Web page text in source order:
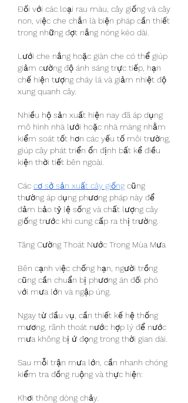
Đối với các loại rau màu, cây giống và cây
non, việc che chắn là biện pháp cần thiết
trong những đợt nắng nóng kéo dài.
Lưới che nắng hoặc giàn che có thể giúp
giảm cường độ ánh sáng trực tiếp, hạn
chế hiện tượng cháy lá và giảm nhiệt độ
xung quanh cây.
Nhiều hộ sản xuất hiện nay đã áp dụng
mô hình nhà lưới hoặc nhà màng nhằm
kiểm soát tốt hơn các yếu tố môi trường,
giúp cây phát triển ổn định bất kể điều
kiện thời tiết bên ngoài.
Các cơ sở sản xuất cây giống cũng
thường áp dụng phương pháp này để
đảm bảo tỷ lệ sống và chất lượng cây
giống trước khi cung cấp ra thị trường.
Tăng Cường Thoát Nước Trong Mùa Mưa
Bên cạnh việc chống hạn, người trồng
cũng cần chuẩn bị phương án đối phó
với mưa lớn và ngập úng.
Ngay từ đầu vụ, cần thiết kế hệ thống
mương, rãnh thoát nước hợp lý để nước
mưa không bị ứ đọng trong thời gian dài.
Sau mỗi trận mưa lớn, cần nhanh chóng
kiểm tra đồng ruộng và thực hiện:
Khơi thông dòng chảy.